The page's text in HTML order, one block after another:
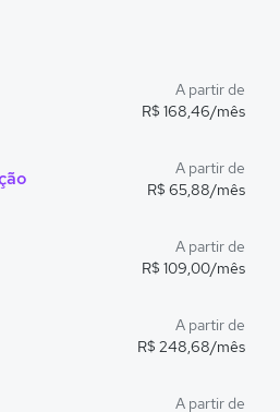
A partir de
R$ 168,46/mês
A partir de
R$ 65,88/mês
A partir de
R$ 109,00/mês
A partir de
R$ 248,68/mês
A partir de